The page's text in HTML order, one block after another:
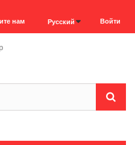
Войти
Русский
нам